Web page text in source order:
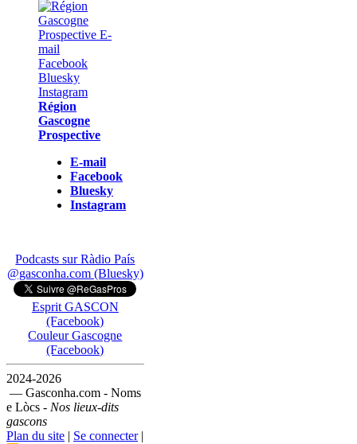
Région
Gascogne
Prospective
E-mail
Facebook
Bluesky
Instagram
Podcasts sur Ràdio País
@gasconha.com (Bluesky)
Esprit GASCON
(Facebook)
Couleur Gascogne
(Facebook)
2024-2026
— Gasconha.com - Noms
e Lòcs - Nos lieux-dits
gascons
Plan du site | Se connecter|